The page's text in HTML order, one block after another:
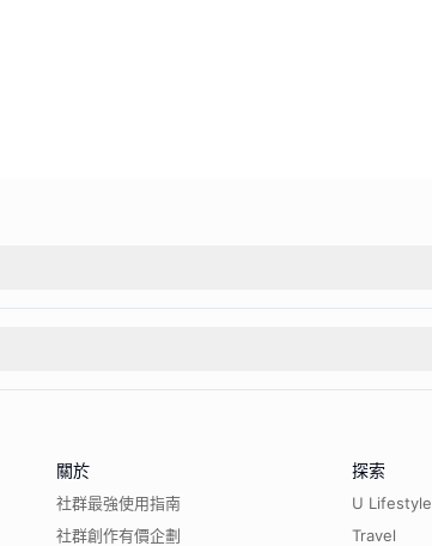
關於
社群最強使用指南
社群創作有價企劃
探索
U Lifestyle
Travel